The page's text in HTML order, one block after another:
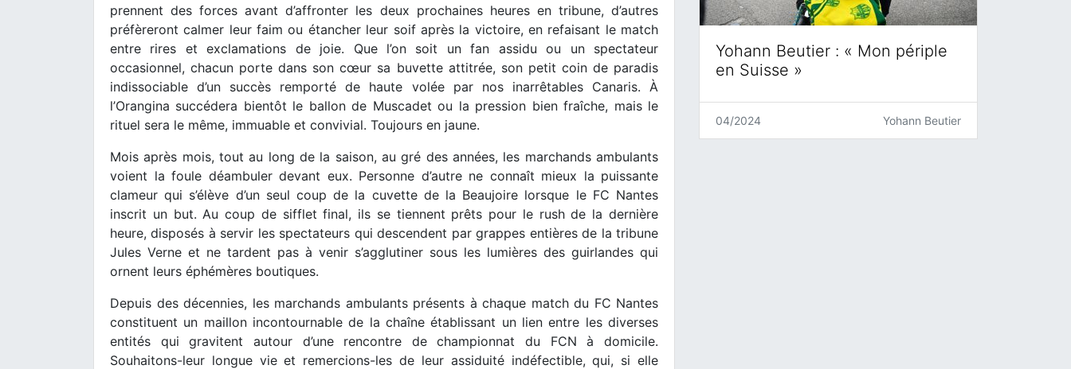
prennent des forces avant d’affronter les deux prochaines heures en tribune, d’autres
préfèreront calmer leur faim ou étancher leur soif après la victoire, en refaisant le match
entre rires et exclamations de joie. Que l’on soit un fan assidu ou un spectateur
occasionnel, chacun porte dans son cœur sa buvette attitrée, son petit coin de paradis
indissociable d’un succès remporté de haute volée par nos inarrêtables Canaris. À
l’Orangina succédera bientôt le ballon de Muscadet ou la pression bien fraîche, mais le
rituel sera le même, immuable et convivial. Toujours en jaune.
Mois après mois, tout au long de la saison, au gré des années, les marchands ambulants
voient la foule déambuler devant eux. Personne d’autre ne connaît mieux la puissante
clameur qui s’élève d’un seul coup de la cuvette de la Beaujoire lorsque le FC Nantes
inscrit un but. Au coup de sifflet final, ils se tiennent prêts pour le rush de la dernière
heure, disposés à servir les spectateurs qui descendent par grappes entières de la tribune
Jules Verne et ne tardent pas à venir s’agglutiner sous les lumières des guirlandes qui
ornent leurs éphémères boutiques.
Depuis des décennies, les marchands ambulants présents à chaque match du FC Nantes
constituent un maillon incontournable de la chaîne établissant un lien entre les diverses
entités qui gravitent autour d’une rencontre de championnat du FCN à domicile.
Souhaitons-leur longue vie et remercions-les de leur assiduité indéfectible, qui, si elle
Yohann Beutier : « Mon périple
en Suisse »
04/2024 Yohann Beutier